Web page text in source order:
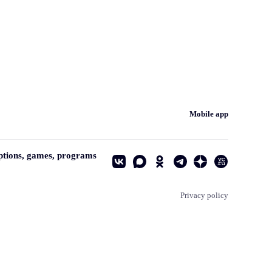
Mobile app
games, programs
Privacy policy